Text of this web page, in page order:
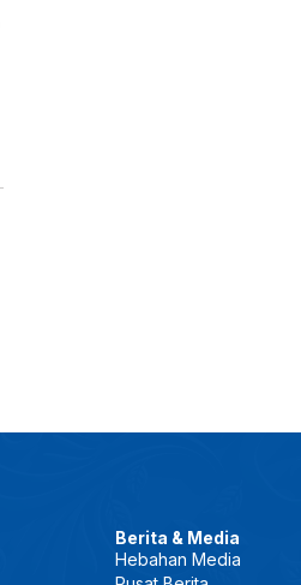
Berita & Media
Hebahan Media